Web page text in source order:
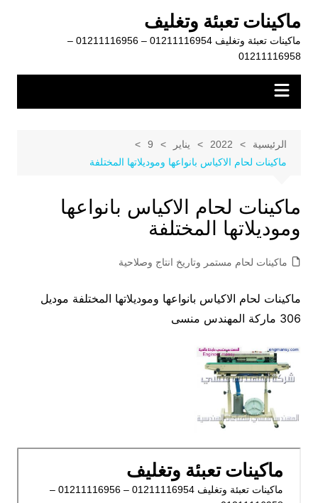
المحتوى
ماكينات تعبئة وتغليف
ماكينات تعبئة وتغليف 01211116954 – 01211116956 –
01211116958
الرئيسية 2022 يناير
9
ماكينات لحام الاكياس بانواعها وموديلاتها المختلفة
ماكينات لحام الاكياس بانواعها
وموديلاتها المختلفة
ماكينات لحام مستمر وتاريخ انتاج وصلاحية
ماكينات لحام الاكياس بانواعها وموديلاتها المختلفة موديل
306 ماركة المهندس منسى